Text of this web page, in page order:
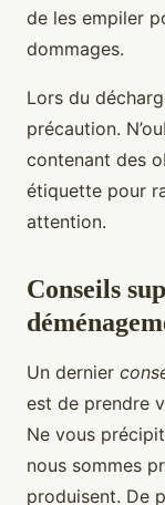
de les empiler
dommages.
Lors du
précaution.
contenant des
étiquette pour
attention.
Conseils
Un dernier
est de prendre
Ne vous
nous sommes
produisent. De